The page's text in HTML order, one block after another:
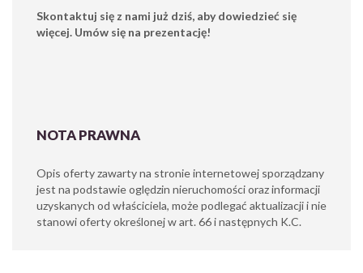
Skontaktuj się z nami już dziś, aby dowiedzieć się
więcej. Umów się na prezentację!
NOTA PRAWNA
Opis oferty zawarty na stronie internetowej sporządzany
jest na podstawie oględzin nieruchomości oraz informacji
uzyskanych od właściciela, może podlegać aktualizacji i nie
stanowi oferty określonej w art. 66 i następnych K.C.